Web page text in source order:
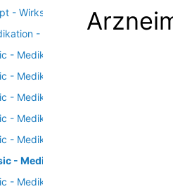
- Wirkstoffverordnung
- Direktzuweisung
- Medikation - Arzneimitteldetails
- Medikation - Arzneimitteldetails -
- Medikation - Arzneimitteldetails -
- Medikation - Arzneimittelsuche -
- Medikation - Arzneimittelsuche -
- Medikation -
- Medikation - Arzneimittelsuche -